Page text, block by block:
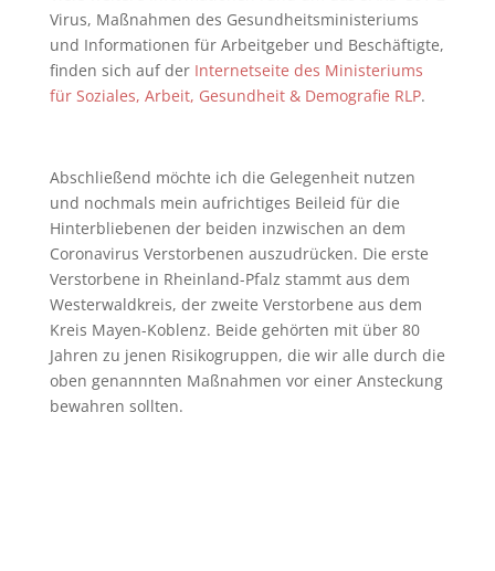
Virus, Maßnahmen des Gesundheitsministeriums
und Informationen für Arbeitgeber und Beschäftigte,
finden sich auf der Internetseite des Ministeriums
für Soziales, Arbeit, Gesundheit & Demografie RLP.
Abschließend möchte ich die Gelegenheit nutzen
und nochmals mein aufrichtiges Beileid für die
Hinterbliebenen der beiden inzwischen an dem
Coronavirus Verstorbenen auszudrücken. Die erste
Verstorbene in Rheinland-Pfalz stammt aus dem
Westerwaldkreis, der zweite Verstorbene aus dem
Kreis Mayen-Koblenz. Beide gehörten mit über 80
Jahren zu jenen Risikogruppen, die wir alle durch die
oben genannnten Maßnahmen vor einer Ansteckung
bewahren sollten.